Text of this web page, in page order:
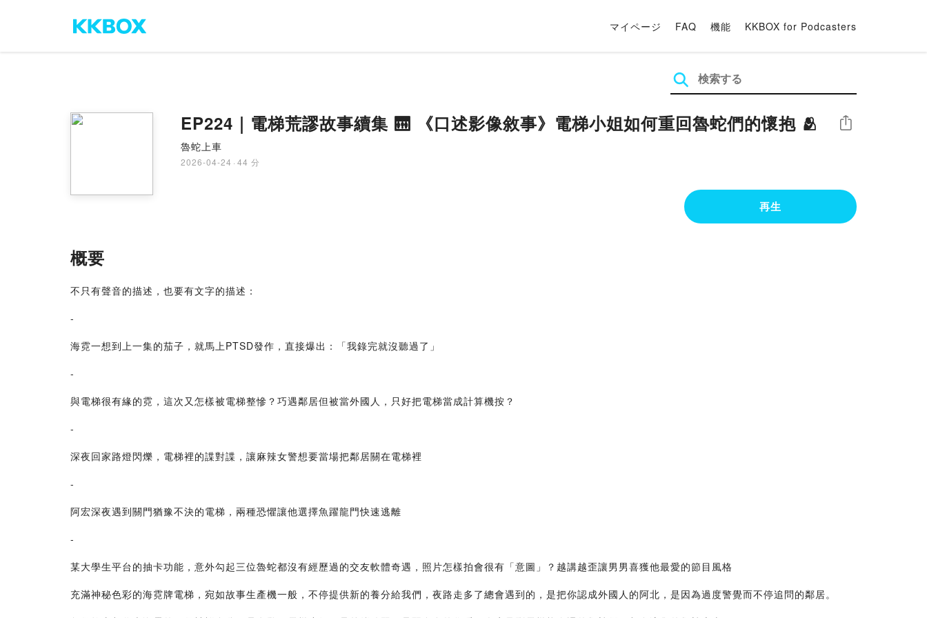
マイページ FAQ 機能 KKBOX for Podcasters
EP224｜電梯荒謬故事續集 🛗 《口述影像敘事》電梯小姐如何重回魯蛇們的懷抱 🫂
魯蛇上車
2026-04-24 · 44 分
シェア
再生
概要
不只有聲音的描述，也要有文字的描述：
-
海霓一想到上一集的茄子，就馬上PTSD發作，直接爆出：「我錄完就沒聽過了」
-
與電梯很有緣的霓，這次又怎樣被電梯整慘？巧遇鄰居但被當外國人，只好把電梯當成計算機按？
-
深夜回家路燈閃爍，電梯裡的諜對諜，讓麻辣女警想要當場把鄰居關在電梯裡
-
阿宏深夜遇到關門猶豫不決的電梯，兩種恐懼讓他選擇魚躍龍門快速逃離
-
某大學生平台的抽卡功能，意外勾起三位魯蛇都沒有經歷過的交友軟體奇遇，照片怎樣拍會很有「意圖」？越講越歪讓男男喜獲他最愛的節目風格
充滿神秘色彩的海霓牌電梯，宛如故事生產機一般，不停提供新的養分給我們，夜路走多了總會遇到的，是把你認成外國人的阿北，是因為過度警覺而不停追問的鄰居。